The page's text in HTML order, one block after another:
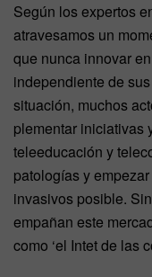
Según los expertos
atravesamos un
que nunca innovar
independiente de
situación, muchos
plementar iniciativas
teleeducación y
patologías y
invasivos posible.
empañan este
como ‘el Intet de las